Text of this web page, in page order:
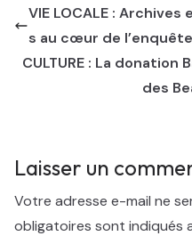
VIE LOCALE :
s au cœur de l’enquête
CULTURE : La donation
des
Laisser un
Votre adresse e-mail ne
obligatoires sont indiqués